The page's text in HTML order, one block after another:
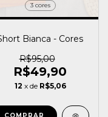
3 cores
Bianca - Cores
R$95,00
R$49,90
12 x de R$5,06